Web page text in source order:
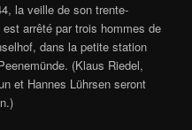
la veille de son trente-
arrêté par trois hommes de
dans la petite station
(Klaus Riedel,
et Hannes Lührsen seront